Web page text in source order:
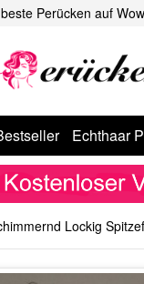
Perücken auf
Echthaar
Lockig